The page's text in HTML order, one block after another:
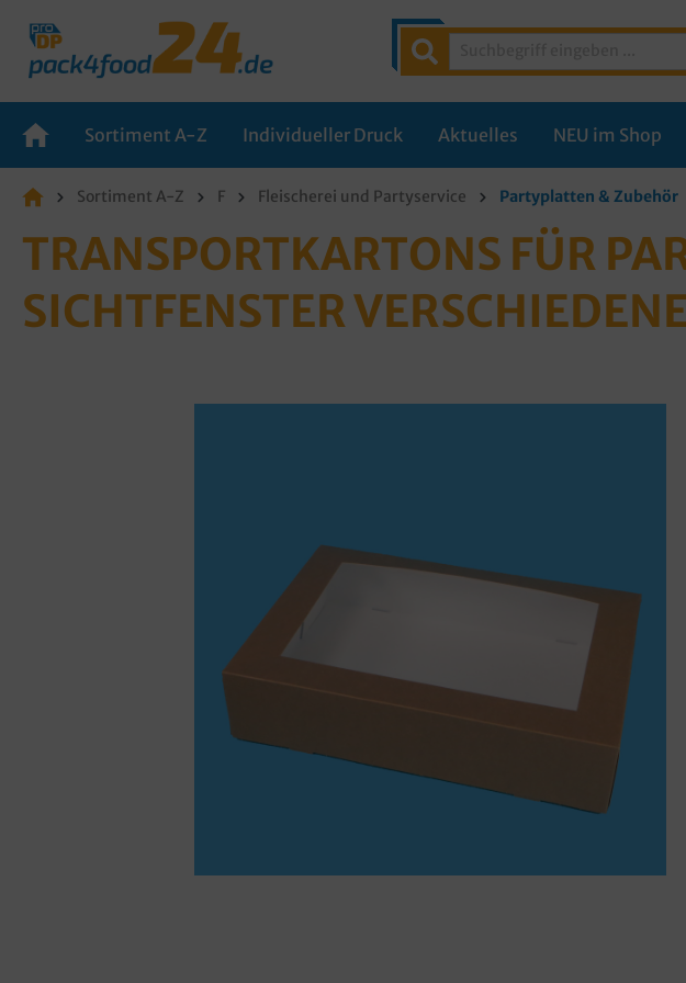
Sortiment A-Z Individueller Druck Aktuelles NEU im Shop
Sortiment A-Z F Fleischerei und Partyservice Partyplatten & Zubehör
TRANSPORTKARTONS FÜR
ICHTFENSTER